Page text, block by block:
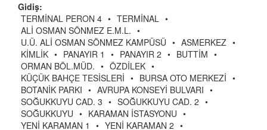
Gidiş:
TERMİNAL PERON 4 • TERMİNAL •
ALİ OSMAN SÖNMEZ E.M.L. •
U.Ü. ALİ OSMAN SÖNMEZ KAMPÜSÜ • ASMERKEZ •
KİMLİK • PANAYIR 1 • PANAYIR 2 • BUTTİM •
ORMAN BÖL.MÜD. • ÖZDİLEK •
KÜÇÜK BAHÇE TESİSLERİ • BURSA OTO MERKEZİ •
BOTANİK PARKI • AVRUPA KONSEYİ BULVARI •
SOĞUKKUYU CAD. 3 • SOĞUKKUYU CAD. 2 •
SOĞUKKUYU • KARAMAN İSTASYONU •
YENİ KARAMAN 1
• YENİ KARAMAN 2 •